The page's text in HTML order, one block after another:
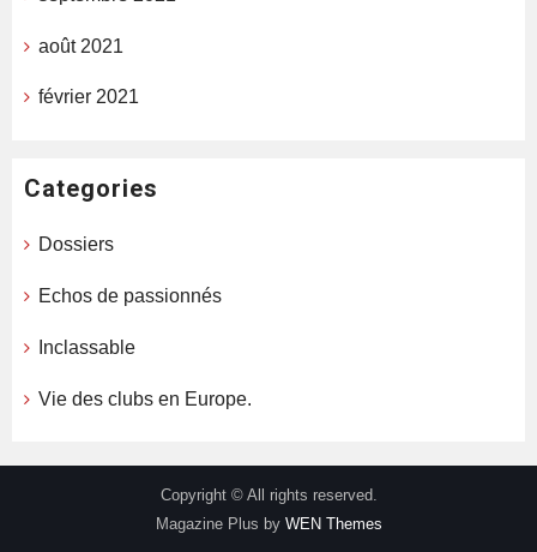
août 2021
février 2021
Categories
Dossiers
Echos de passionnés
Inclassable
Vie des clubs en Europe.
Copyright © All rights reserved.
Magazine Plus by WEN Themes